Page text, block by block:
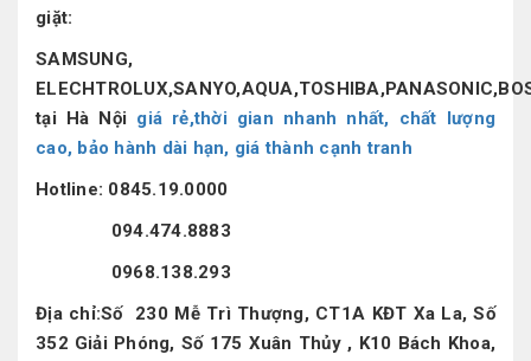
giặt:
SAMSUNG,
tại Hà Nội giá rẻ,thời gian nhanh nhất, chất lượng
cao, bảo hành dài hạn, giá thành cạnh tranh
Hotline: 0845.19.0000
094.474.8883
0968.138.293
Địa chỉ:Số 230 Mễ Trì Thượng, CT1A KĐT Xa La, Số
352 Giải Phóng, Số 175 Xuân Thủy , K10 Bách Khoa,